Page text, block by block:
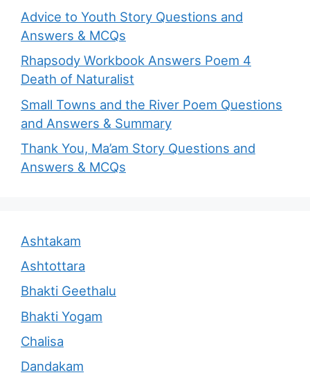
Advice to Youth Story Questions and
Answers & MCQs
Rhapsody Workbook Answers Poem 4
Death of Naturalist
Small Towns and the River Poem Questions
and Answers & Summary
Thank You, Ma’am Story Questions and
Answers & MCQs
Ashtakam
Ashtottara
Bhakti Geethalu
Bhakti Yogam
Chalisa
Dandakam